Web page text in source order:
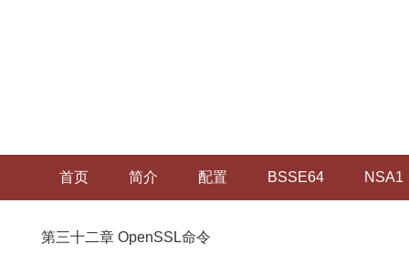
首页 简介 配置 BSSE64 NSA1
第三十二章 OpenSSL命令